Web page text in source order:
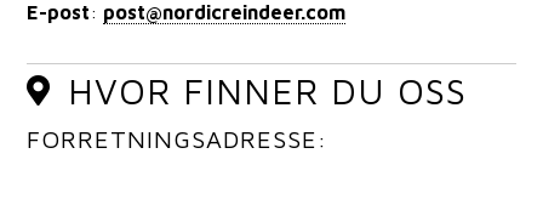
E-post: post@nordicreindeer.com
HVOR FINNER DU OSS
FORRETNINGSADRESSE: